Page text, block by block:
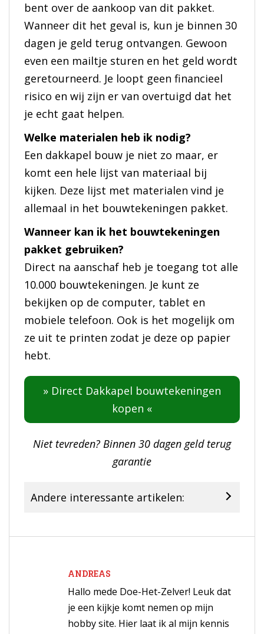
bent over de aankoop van dit pakket.
Wanneer dit het geval is, kun je binnen 30
dagen je geld terug ontvangen. Gewoon
even een mailtje sturen en het geld wordt
geretourneerd. Je loopt geen financieel
risico en wij zijn er van overtuigd dat het
je echt gaat helpen.
Welke materialen heb ik nodig?
Een dakkapel bouw je niet zo maar, er
komt een hele lijst van materiaal bij
kijken. Deze lijst met materialen vind je
allemaal in het bouwtekeningen pakket.
Wanneer kan ik het bouwtekeningen
pakket gebruiken?
Direct na aanschaf heb je toegang tot alle
10.000 bouwtekeningen. Je kunt ze
bekijken op de computer, tablet en
mobiele telefoon. Ook is het mogelijk om
ze uit te printen zodat je deze op papier
hebt.
» Direct Dakkapel bouwtekeningen
kopen «
Niet tevreden? Binnen 30 dagen geld terug
garantie
Andere interessante artikelen:
ANDREAS
Hallo mede Doe-Het-Zelver! Leuk dat
je een kijkje komt nemen op mijn
hobby site. Hier laat ik al mijn kennis